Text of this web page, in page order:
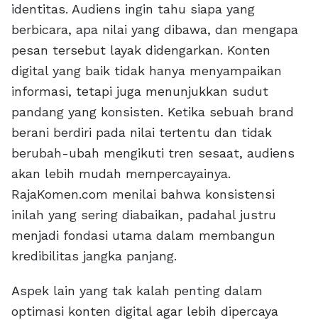
identitas. Audiens ingin tahu siapa yang
berbicara, apa nilai yang dibawa, dan mengapa
pesan tersebut layak didengarkan. Konten
digital yang baik tidak hanya menyampaikan
informasi, tetapi juga menunjukkan sudut
pandang yang konsisten. Ketika sebuah brand
berani berdiri pada nilai tertentu dan tidak
berubah-ubah mengikuti tren sesaat, audiens
akan lebih mudah mempercayainya.
RajaKomen.com menilai bahwa konsistensi
inilah yang sering diabaikan, padahal justru
menjadi fondasi utama dalam membangun
kredibilitas jangka panjang.
Aspek lain yang tak kalah penting dalam
optimasi konten digital agar lebih dipercaya